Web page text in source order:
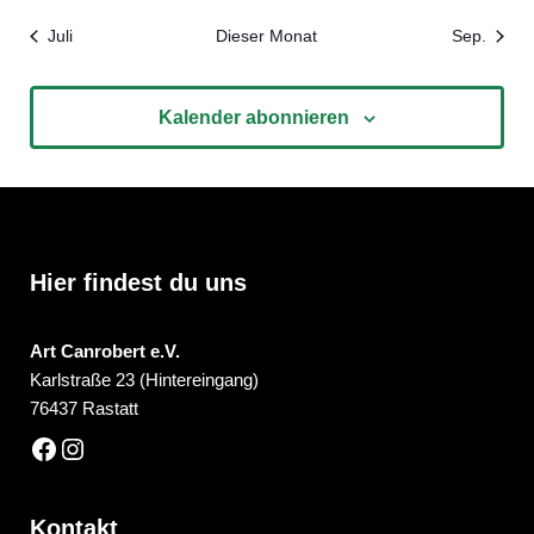
Juli Dieser Monat Sep.
Kalender abonnieren
Hier findest du uns
Art Canrobert e.V.
Karlstraße 23 (Hintereingang)
76437 Rastatt
Kontakt